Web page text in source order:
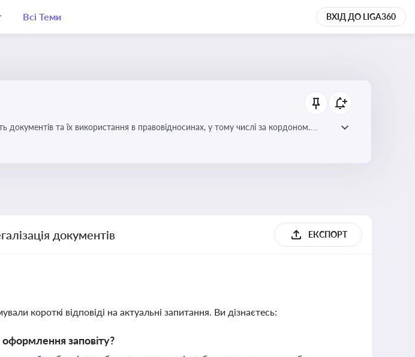
Всі Теми ВХІД ДО LIGA360
та їх використання в правовідносинах, у тому числі за кордоном.
оформлювати документи, уникати ризиків недійсності та забезпечувати їх
документів ЕКСПОРТ
короткі відповіді на актуальні запитання. Ви дізнаєтесь:
оформлення заповіту?